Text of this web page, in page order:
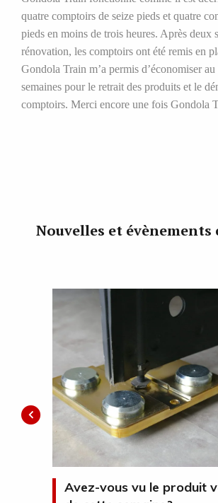
quatre comptoirs de seize pieds et quatre
pieds en moins de trois heures. Après deux
rénovation, les comptoirs ont été remis en
Gondola Train m’a permis d’économiser
semaines pour le retrait des produits et le
comptoirs. Merci encore une fois Gondola
Nouvelles et évènements
Avez-vous vu le produit